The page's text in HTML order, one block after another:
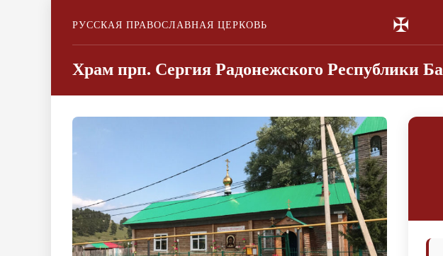
РУССКАЯ ПРАВОСЛАВНАЯ ЦЕРКОВЬ ✠
Храм прп. Сергия Радонежского Республики